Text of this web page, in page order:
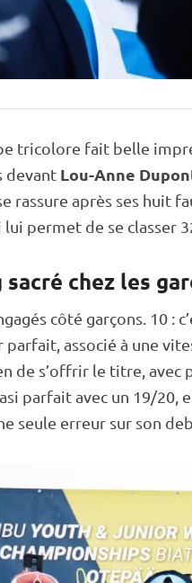
tricolore fait belle
devant Lou-Anne
rassure après ses huit
permet de se classer
chez les
côté garçons. 10 :
parfait, associé à une
de s’offrir le titre, avec
parfait avec un 19/20,
seule erreur sur son